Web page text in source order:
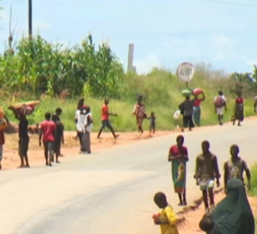
de Ituri, tornou-se…
dos processos mais…
entre abril de 2026…
de 180 dias para…
confirmou que cidadãos dos Estados…
que chegaram…